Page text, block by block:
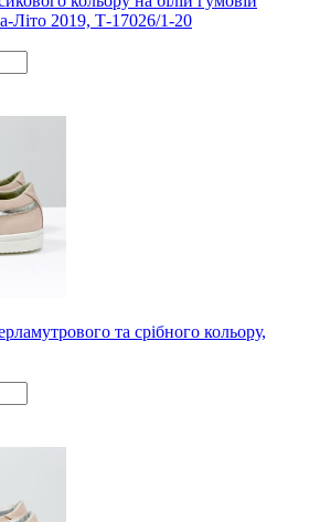
Літо 2019, Т-17026/1-20
та срібного кольору,